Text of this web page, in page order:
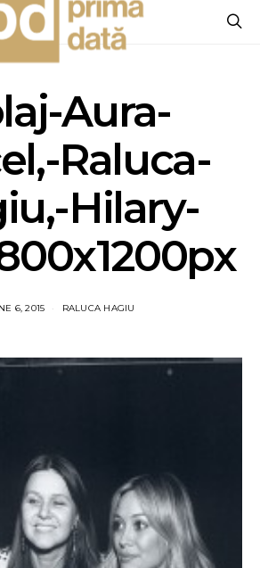
Aura-
Raluca-
Hilary-
6, 2015 RALUCA HAGIU